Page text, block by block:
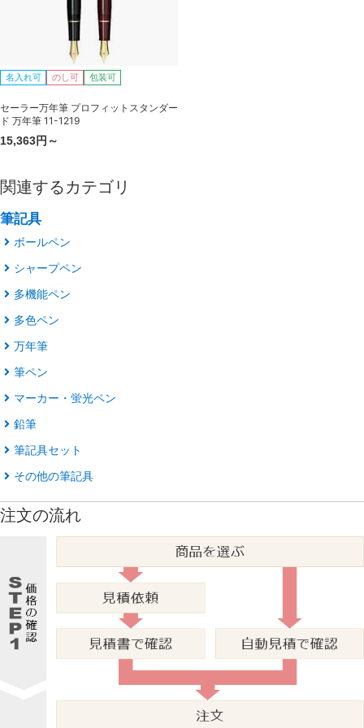
名入れ可 のし可 包装可
セーラー万年筆 プロフィットスタンダー
ド 万年筆 11-1219
15,363円～
関連するカテゴリ
筆記具
ボールペン
シャープペン
多機能ペン
多色ペン
万年筆
筆ペン
マーカー・蛍光ペン
鉛筆
筆記具セット
その他の筆記具
注文の流れ